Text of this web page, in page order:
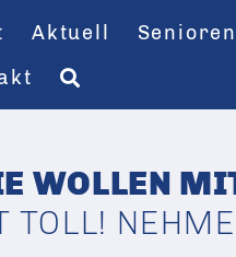
Aktuell
WOLLEN
TOLL!